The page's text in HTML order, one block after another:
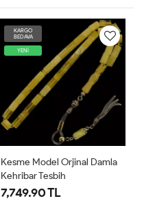
KARGO
BEDAVA
YENİ
Kesme Model Orjinal Damla
Kehribar Tesbih
7,749.90 TL